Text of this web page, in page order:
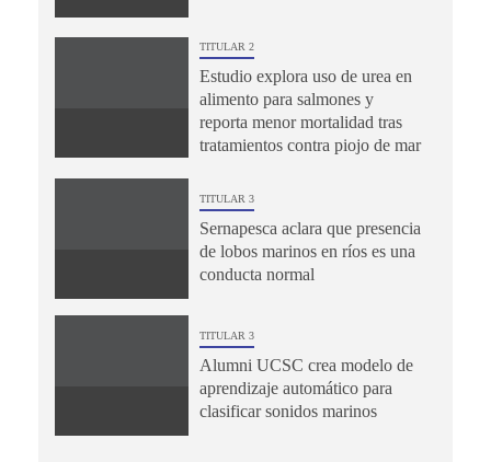
TITULAR 2
Estudio explora uso de urea en
alimento para salmones y
reporta menor mortalidad tras
tratamientos contra piojo de mar
TITULAR 3
Sernapesca aclara que presencia
de lobos marinos en ríos es una
conducta normal
TITULAR 3
Alumni UCSC crea modelo de
aprendizaje automático para
clasificar sonidos marinos